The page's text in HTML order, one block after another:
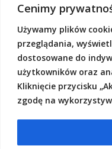
Cenimy
Używamy plików
przeglądania,
dostosowane do
użytkowników oraz
Kliknięcie przycisku
zgodę na
„Akcent” jest
budżetowych oraz
Państwo
Wschodnia Fundacja
Nr rachunku:
(z dopiskiem: Darowizna
Fundacji Kultury